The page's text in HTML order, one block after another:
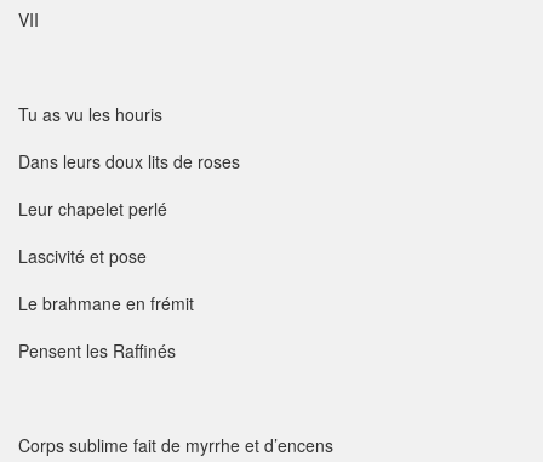
VII
Tu as vu les houris
Dans leurs doux lits de roses
Leur chapelet perlé
Lascivité et pose
Le brahmane en frémit
Pensent les Raffinés
Corps sublime fait de myrrhe et d’encens